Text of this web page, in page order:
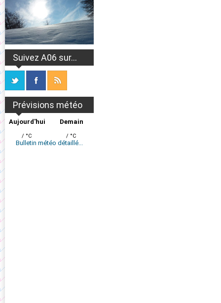
Suivez A06 sur...
Prévisions météo
Aujourd'hui
/ °C
Demain
/ °C
Bulletin météo détaillé...